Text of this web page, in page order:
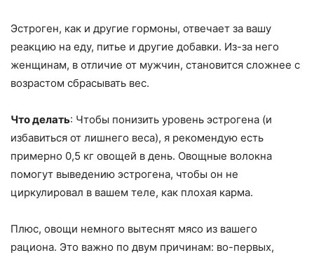
Эстроген, как и другие гормоны, отвечает за вашу
реакцию на еду, питье и другие добавки. Из-за него
женщинам, в отличие от мужчин, становится сложнее с
возрастом сбрасывать вес.
Что делать: Чтобы понизить уровень эстрогена (и
избавиться от лишнего веса), я рекомендую есть
примерно 0,5 кг овощей в день. Овощные волокна
помогут выведению эстрогена, чтобы он не
циркулировал в вашем теле, как плохая карма.
Плюс, овощи немного вытеснят мясо из вашего
рациона. Это важно по двум причинам: во-первых,